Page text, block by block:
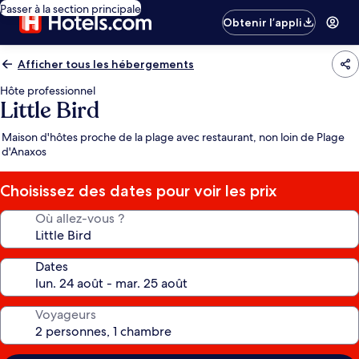
Passer à la section principale
Obtenir l’appli
Afficher tous les hébergements
Hôte professionnel
Little Bird
Maison d'hôtes proche de la plage avec restaurant, non loin de Plage
d'Anaxos
Choisissez des dates pour voir les prix
Où allez-vous ?
Dates
Voyageurs